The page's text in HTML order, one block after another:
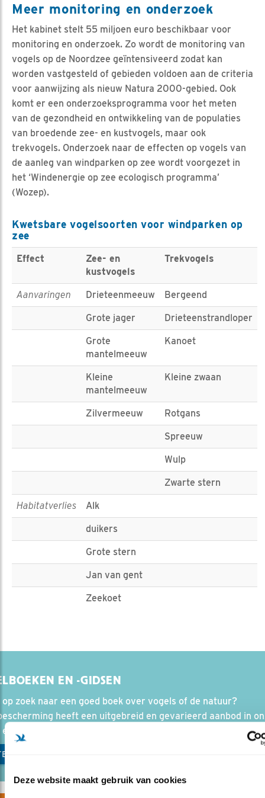
Deze website maakt gebruik van cookies
Meer monitoring en onderzoek
Het kabinet stelt 55 miljoen euro beschikbaar voor
monitoring en onderzoek. Zo wordt de monitoring van
vogels op de Noordzee geïntensiveerd zodat kan
worden vastgesteld of gebieden voldoen aan de criteria
voor aanwijzing als nieuw Natura 2000-gebied. Ook
komt er een onderzoeksprogramma voor het meten
van de gezondheid en ontwikkeling van de populaties
van broedende zee- en kustvogels, maar ook
trekvogels. Onderzoek naar de effecten op vogels van
de aanleg van windparken op zee wordt voorgezet in
het ‘Windenergie op zee ecologisch programma’
(Wozep).
Kwetsbare vogelsoorten voor windparken op
zee
Effect
Zee- en
kustvogels
Trekvogels
Aanvaringen Drieteenmeeuw Bergeend
Grote jager Drieteenstrandloper
Grote
mantelmeeuw
Kanoet
Kleine
mantelmeeuw
Kleine zwaan
Zilvermeeuw Rotgans
Spreeuw
Wulp
Zwarte stern
Habitatverlies Alk
duikers
Grote stern
Jan van gent
Zeekoet
EN -GIDSEN
op zoek naar een goed boek over vogels of de natuur?
heeft een uitgebreid en gevarieerd aanbod in
onze webshop.
EN HELP DE VOGELS